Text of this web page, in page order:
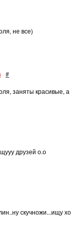
не все)
#
заняты красивые,
друзей о.о
скучножи...ищу